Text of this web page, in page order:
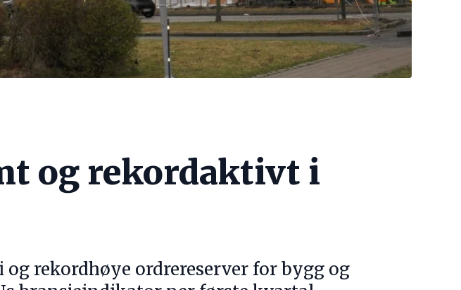
og rekordaktivt i
rekordhøye ordrereserver for bygg og